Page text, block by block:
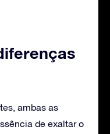
ambas as
de exaltar o